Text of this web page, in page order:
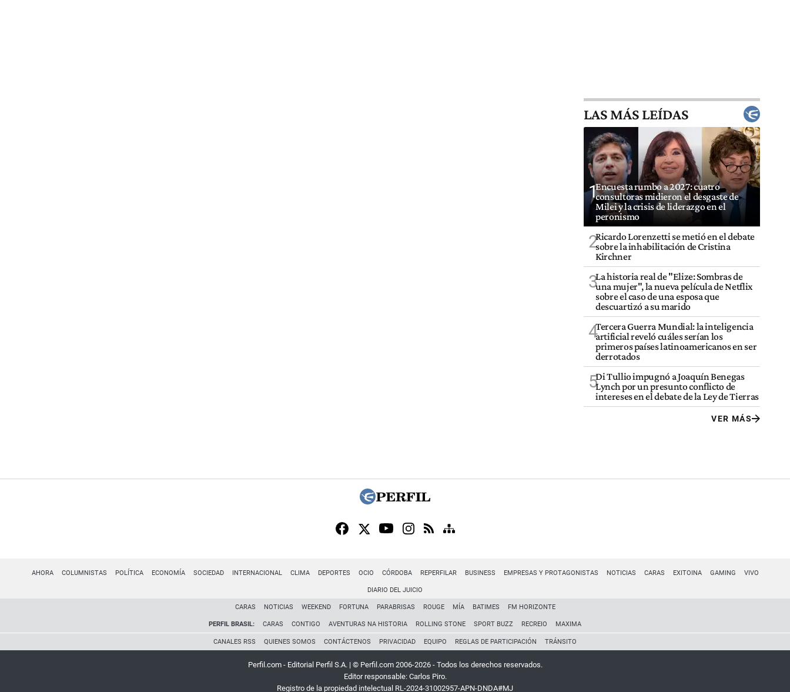
LAS MÁS LEÍDAS
1Encuesta rumbo a 2027: cuatro
consultoras midieron el desgaste de
Milei y la crisis de liderazgo en el
peronismo
2Ricardo Lorenzetti se metió en el debate
sobre la inhabilitación de Cristina
Kirchner
3La historia real de "Elize: Sombras de
una mujer", la nueva película de Netflix
sobre el caso de una esposa que
descuartizó a su marido
4Tercera Guerra Mundial: la inteligencia
artificial reveló cuáles serían los
primeros países latinoamericanos en ser
derrotados
5Di Tullio impugnó a Joaquín Benegas
Lynch por un presunto conflicto de
intereses en el debate de la Ley de Tierras
VER MÁS
AHORA COLUMNISTAS POLÍTICA ECONOMÍA SOCIEDAD INTERNACIONAL CLIMA DEPORTES OCIO CÓRDOBA REPERFILAR BUSINESS EMPRESAS Y PROTAGONISTAS NOTICIAS CARAS EXITOINA GAMING VIVO
DIARIO DEL JUICIO
CARAS NOTICIAS WEEKEND FORTUNA PARABRISAS ROUGE MÍA BATIMES FM HORIZONTE
PERFIL BRASIL: CARAS CONTIGO AVENTURAS NA HISTORIA ROLLING STONE SPORT BUZZ RECREIO MAXIMA
CANALES RSS QUIENES SOMOS CONTÁCTENOS PRIVACIDAD EQUIPO REGLAS DE PARTICIPACIÓN TRÁNSITO
Perfil.com - Editorial Perfil S.A. | © Perfil.com 2006-2026 - Todos los derechos reservados.
Editor responsable: Carlos Piro.
Registro de la propiedad intelectual RL-2024-31002957-APN-DNDA#MJ